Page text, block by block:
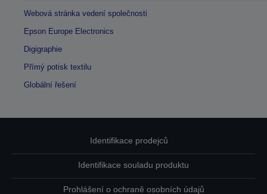
Webová stránka vedení společnosti
Epson Europe Electronics
Digigraphie
Přímý potisk textilu
Globální řešení
Identifikace prodejců
Identifikace souladu produktu
Prohlášení o ochraně osobních údajů